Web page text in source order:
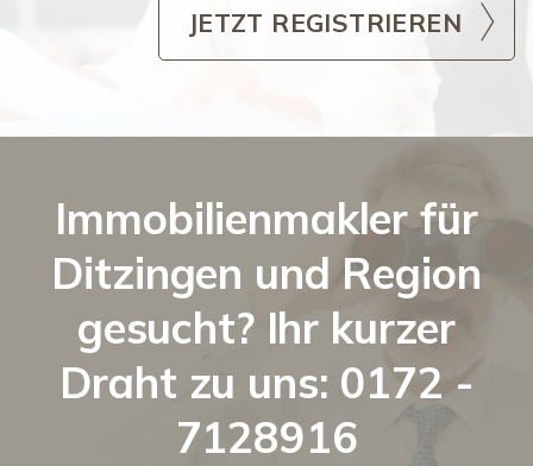
JETZT REGISTRIEREN
Immobilienmakler für
Ditzingen und Region
gesucht? Ihr kurzer
Draht zu uns: 0172 -
7128916